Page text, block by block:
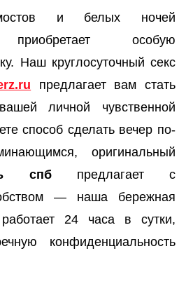
и белых ночей
приобретает особую
Наш круглосуточный секс
предлагает вам стать
личной чувственной
способ сделать вечер по-
оригинальный
спбпредлагает с
— наша бережная
работает 24 часа в сутки,
конфиденциальность